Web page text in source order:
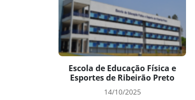
Escola de Educação Física e
Esportes de Ribeirão Preto
14/10/2025